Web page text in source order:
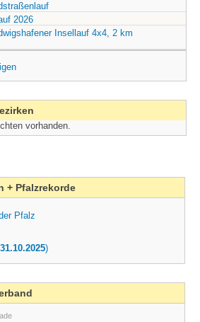
2026
Insellauf 4x4, 2 km
vorhanden.
+ Pfalzrekorde
Pfalz
)